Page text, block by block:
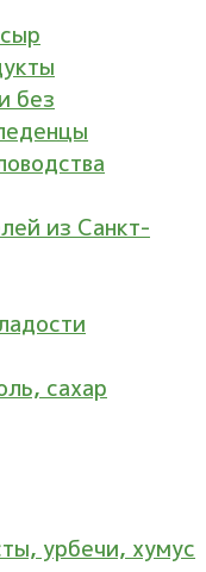
без
из Санкт-
сахар
урбечи, хумус